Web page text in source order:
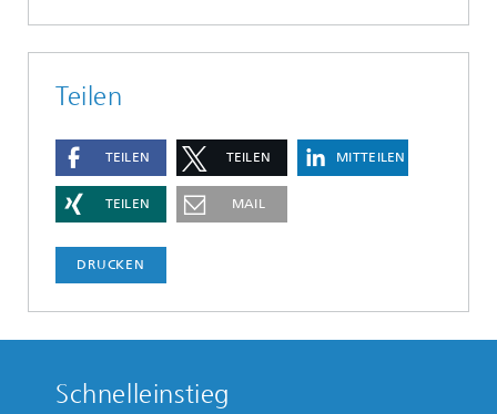
Teilen
TEILEN TEILEN MITTEILEN
TEILEN MAIL
DRUCKEN
Schnelleinstieg